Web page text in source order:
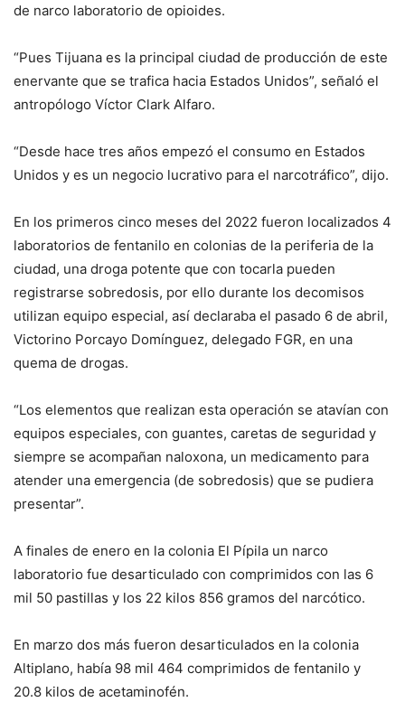
de narco laboratorio de opioides.
“Pues Tijuana es la principal ciudad de producción de este
enervante que se trafica hacia Estados Unidos”, señaló el
antropólogo Víctor Clark Alfaro.
“Desde hace tres años empezó el consumo en Estados
Unidos y es un negocio lucrativo para el narcotráfico”, dijo.
En los primeros cinco meses del 2022 fueron localizados 4
laboratorios de fentanilo en colonias de la periferia de la
ciudad, una droga potente que con tocarla pueden
registrarse sobredosis, por ello durante los decomisos
utilizan equipo especial, así declaraba el pasado 6 de abril,
Victorino Porcayo Domínguez, delegado FGR, en una
quema de drogas.
“Los elementos que realizan esta operación se atavían con
equipos especiales, con guantes, caretas de seguridad y
siempre se acompañan naloxona, un medicamento para
atender una emergencia (de sobredosis) que se pudiera
presentar”.
A finales de enero en la colonia El Pípila un narco
laboratorio fue desarticulado con comprimidos con las 6
mil 50 pastillas y los 22 kilos 856 gramos del narcótico.
En marzo dos más fueron desarticulados en la colonia
Altiplano, había 98 mil 464 comprimidos de fentanilo y
20.8 kilos de acetaminofén.